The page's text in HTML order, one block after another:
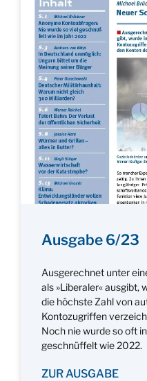
Ausgabe 6/23
Ausgerechnet unter
als »Liberaler« ausgibt,
die höchste Zahl von
Kontozugriffen
Noch nie wurde so oft
geschnüffelt wie 2022.
ZUR AUSGABE